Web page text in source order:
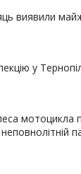
виявили
у
мотоцикла